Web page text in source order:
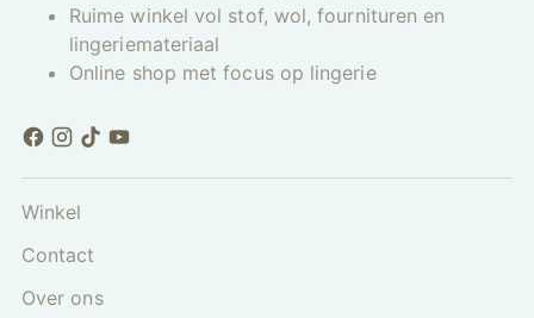
Ruime winkel vol stof, wol, fournituren en
lingeriemateriaal
Online shop met focus op lingerie
Winkel
Contact
Over ons